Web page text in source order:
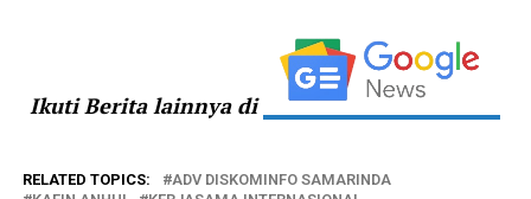
Ikuti Berita lainnya di
RELATED TOPICS:
ADV DISKOMINFO SAMARINDA